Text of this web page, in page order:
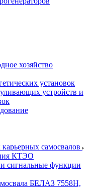
хозяйство
установок
устройств и
самосвалов
КТЭО
сигнальные функции
БЕЛАЗ 7558H,